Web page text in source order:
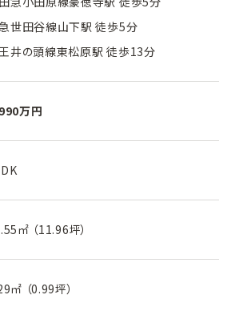
世田谷線山下駅 徒歩5分
井の頭線東松原駅 徒歩13分
万円
㎡ （11.96坪）
㎡ （0.99坪）